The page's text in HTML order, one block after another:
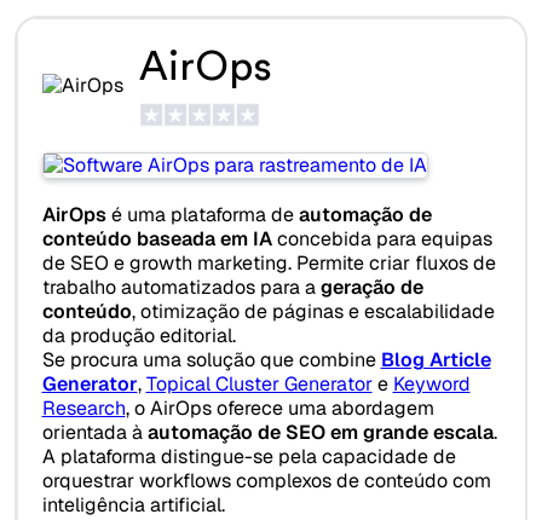
AirOps
AirOpsé uma plataforma deautomação de
conteúdo baseada em IAconcebida para equipas
de SEO e growth marketing. Permite criar fluxos de
trabalho automatizados para ageração de
conteúdo, otimização de páginas e escalabilidade
da produção editorial.
Se procura uma solução que combine Blog Article
Generator,Topical Cluster Generatore Keyword
Research, o AirOps oferece uma abordagem
orientada àautomação de SEO em grande escala.
A plataforma distingue-se pela capacidade de
orquestrar workflows complexos de conteúdo com
inteligência artificial.